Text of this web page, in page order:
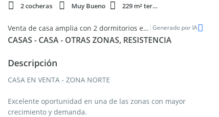
2 cocheras
Muy Bueno 229 m² terren.
Venta de casa amplia con 2 dormitorios en el corazón de Resistencia | Generado por IA
CASAS - CASA - OTRAS ZONAS, RESISTENCIA
Descripción
CASA EN VENTA - ZONA NORTE
Excelente oportunidad en una de las zonas con mayor
crecimiento y demanda.